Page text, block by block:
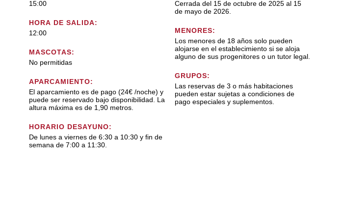
15:00
HORA DE SALIDA:
12:00
MASCOTAS:
No permitidas
APARCAMIENTO:
El aparcamiento es de pago (24€ /noche) y
puede ser reservado bajo disponibilidad. La
altura máxima es de 1,90 metros.
HORARIO DESAYUNO:
De lunes a viernes de 6:30 a 10:30 y fin de
semana de 7:00 a 11:30.
Cerrada del 15 de octubre de 2025 al 15
de mayo de 2026.
MENORES:
Los menores de 18 años solo pueden
alojarse en el establecimiento si se aloja
alguno de sus progenitores o un tutor legal.
GRUPOS:
Las reservas de 3 o más habitaciones
pueden estar sujetas a condiciones de
pago especiales y suplementos.